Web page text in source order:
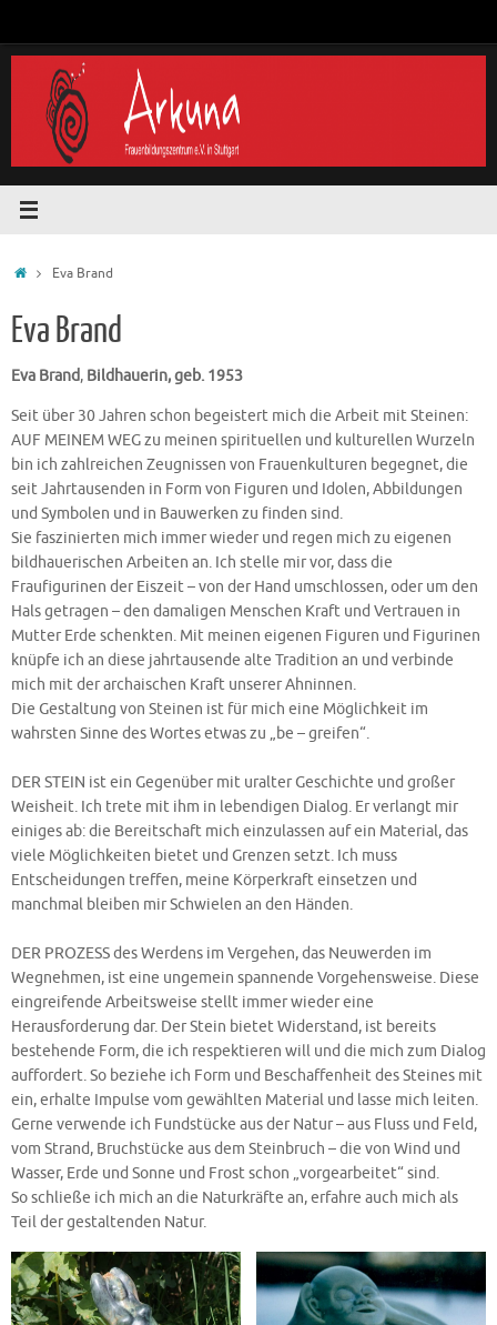
springen
StartEva Brand
Eva Brand
Eva Brand, Bildhauerin, geb. 1953
Seit über 30 Jahren schon begeistert mich die Arbeit mit Steinen:
AUF MEINEM WEG zu meinen spirituellen und kulturellen Wurzeln
bin ich zahlreichen Zeugnissen von Frauenkulturen begegnet, die
seit Jahrtausenden in Form von Figuren und Idolen, Abbildungen
und Symbolen und in Bauwerken zu finden sind.
Sie faszinierten mich immer wieder und regen mich zu eigenen
bildhauerischen Arbeiten an. Ich stelle mir vor, dass die
Fraufigurinen der Eiszeit – von der Hand umschlossen, oder um den
Hals getragen – den damaligen Menschen Kraft und Vertrauen in
Mutter Erde schenkten. Mit meinen eigenen Figuren und Figurinen
knüpfe ich an diese jahrtausende alte Tradition an und verbinde
mich mit der archaischen Kraft unserer Ahninnen.
Die Gestaltung von Steinen ist für mich eine Möglichkeit im
wahrsten Sinne des Wortes etwas zu „be – greifen“.
DER STEIN ist ein Gegenüber mit uralter Geschichte und großer
Weisheit. Ich trete mit ihm in lebendigen Dialog. Er verlangt mir
einiges ab: die Bereitschaft mich einzulassen auf ein Material, das
viele Möglichkeiten bietet und Grenzen setzt. Ich muss
Entscheidungen treffen, meine Körperkraft einsetzen und
manchmal bleiben mir Schwielen an den Händen.
DER PROZESS des Werdens im Vergehen, das Neuwerden im
Wegnehmen, ist eine ungemein spannende Vorgehensweise. Diese
eingreifende Arbeitsweise stellt immer wieder eine
Herausforderung dar. Der Stein bietet Widerstand, ist bereits
bestehende Form, die ich respektieren will und die mich zum Dialog
auffordert. So beziehe ich Form und Beschaffenheit des Steines mit
ein, erhalte Impulse vom gewählten Material und lasse mich leiten.
Gerne verwende ich Fundstücke aus der Natur – aus Fluss und Feld,
vom Strand, Bruchstücke aus dem Steinbruch – die von Wind und
Wasser, Erde und Sonne und Frost schon „vorgearbeitet“ sind.
So schließe ich mich an die Naturkräfte an, erfahre auch mich als
Teil der gestaltenden Natur.